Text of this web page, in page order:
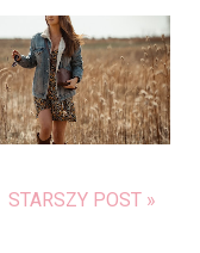
STARSZY POST »